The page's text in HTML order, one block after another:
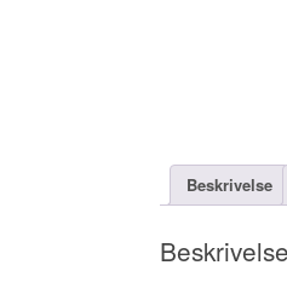
Beskrivelse
Beskrivelse